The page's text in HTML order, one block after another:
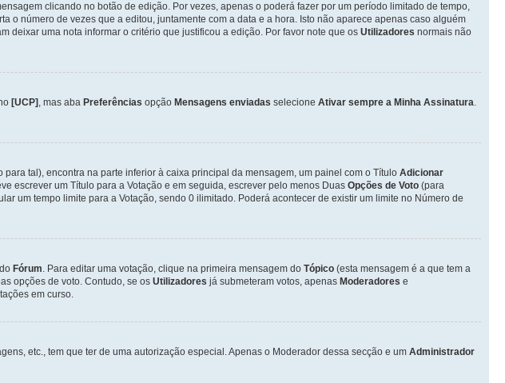
clicando no botão de edição. Por vezes, apenas o poderá fazer por um período limitado de tempo,
número de vezes que a editou, juntamente com a data e a hora. Isto não aparece apenas caso alguém
deixar uma nota informar o critério que justificou a edição. Por favor note que os Utilizadores normais não
[UCP] , mas aba Preferências opção Mensagens enviadas selecione Ativar sempre a Minha Assinatura.
tal), encontra na parte inferior à caixa principal da mensagem, um painel com o Título Adicionar
escrever um Título para a Votação e em seguida, escrever pelo menos Duas Opções de Voto (para
um tempo limite para a Votação, sendo 0 ilimitado. Poderá acontecer de existir um limite no Número de
do Fórum. Para editar uma votação, clique na primeira mensagem do Tópico (esta mensagem é a que tem a
opções de voto. Contudo, se os Utilizadores já submeteram votos, apenas Moderadores e
em curso.
etc., tem que ter de uma autorização especial. Apenas o Moderador dessa secção e um Administrador